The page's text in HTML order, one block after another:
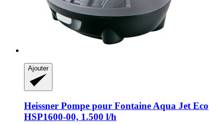
Ajouter
Heissner Pompe pour Fontaine Aqua Jet Eco
HSP1600-​00, 1.500 l/h